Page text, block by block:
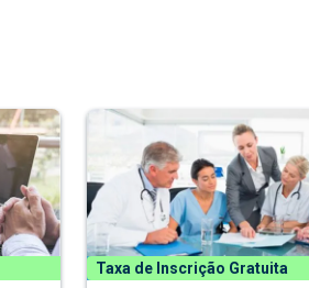
Taxa de Inscrição Gratuita